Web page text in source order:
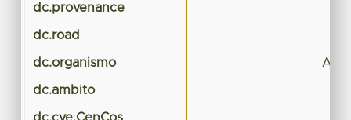
dc.provenance
dc.road
dc.organismo
dc.ambito